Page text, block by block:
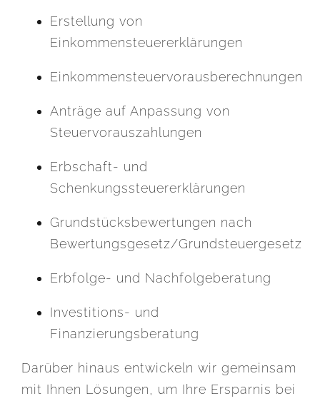
Erstellung von
Einkommensteuererklärungen
Einkommensteuervorausberechnungen
Anträge auf Anpassung von
Steuervorauszahlungen
Erbschaft- und
Schenkungssteuererklärungen
Grundstücksbewertungen nach
Bewertungsgesetz/Grundsteuergesetz
Erbfolge- und Nachfolgeberatung
Investitions- und
Finanzierungsberatung
Darüber hinaus entwickeln wir gemeinsam
mit Ihnen Lösungen, um Ihre Ersparnis bei